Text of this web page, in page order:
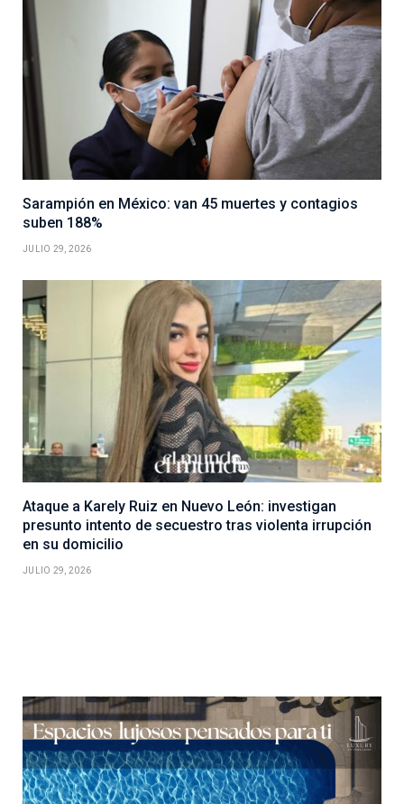
Sarampión en México: van 45 muertes y contagios
suben 188%
JULIO 29, 2026
Ataque a Karely Ruiz en Nuevo León: investigan
presunto intento de secuestro tras violenta irrupción
en su domicilio
JULIO 29, 2026